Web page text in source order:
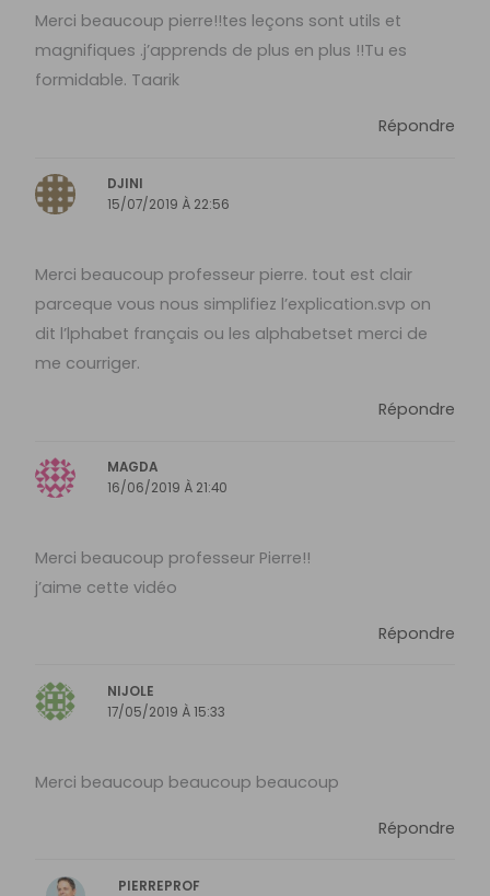
Merci beaucoup pierre!!tes leçons sont utils et
magnifiques .j’apprends de plus en plus !!Tu es
formidable. Taarik
Répondre
DJINI
15/07/2019 À 22:56
Merci beaucoup professeur pierre. tout est clair
parceque vous nous simplifiez l’explication.svp on
dit l’lphabet français ou les alphabetset merci de
me courriger.
Répondre
MAGDA
16/06/2019 À 21:40
Merci beaucoup professeur Pierre!!
j’aime cette vidéo
Répondre
NIJOLE
17/05/2019 À 15:33
Merci beaucoup beaucoup beaucoup
Répondre
PIERREPROF